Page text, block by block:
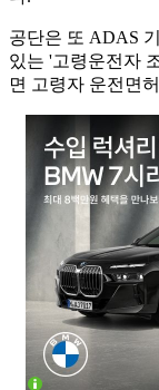
공단은 또 ADAS
있는 '고령운전자
면 고령자 운전면